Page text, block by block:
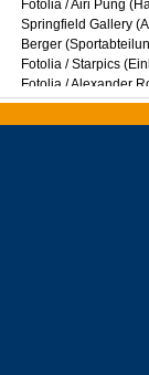
Fotolia / Airi Pung
Springfield Gallery
Berger
Fotolia / Starpics
Fotolia / Alexander
(Wohnzimmer) -
(Tasmanien) -